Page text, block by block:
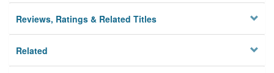
Reviews, Ratings & Related Titles
Related